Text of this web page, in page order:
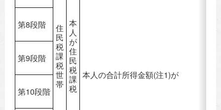
住
民
税
課
税
世
帯
本
人
が
住
民
税
課
税
本人の合計所得金額(注1)が
第8段階
第9段階
第10段階